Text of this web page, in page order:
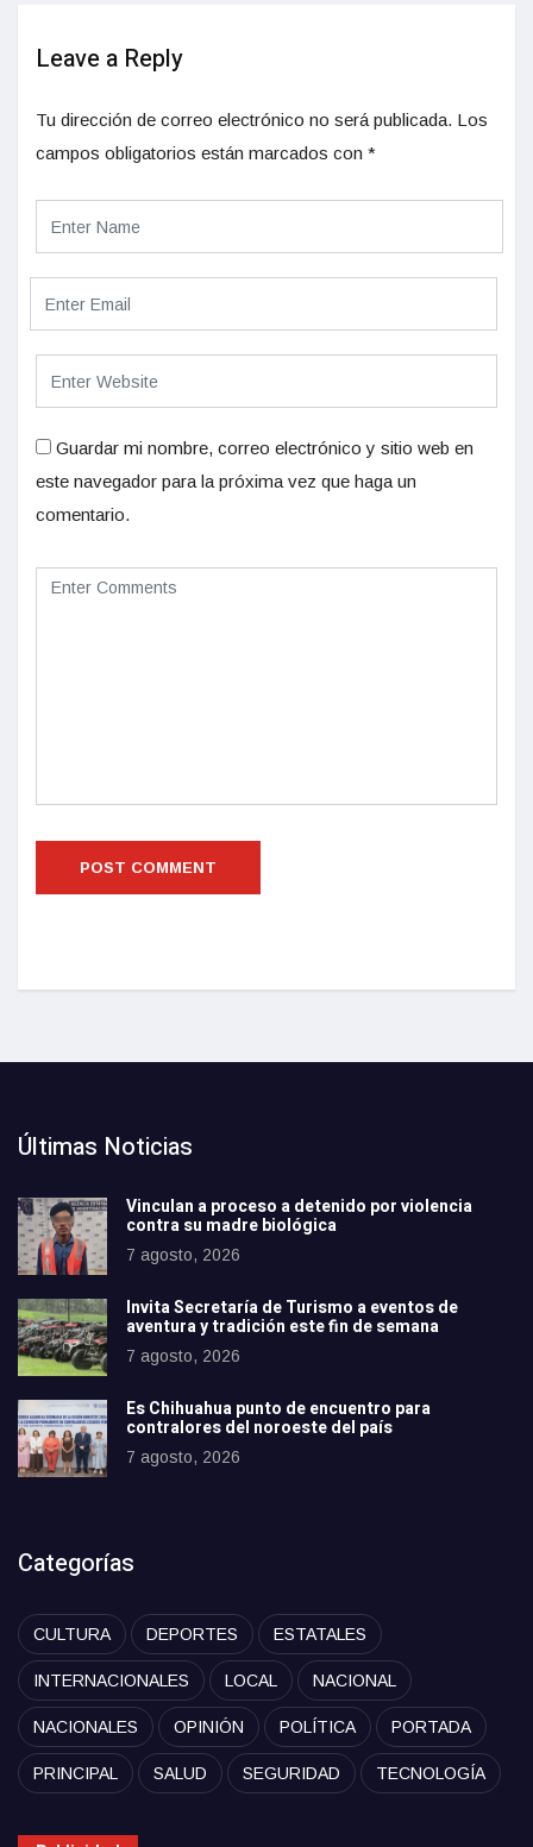
Leave a Reply
Tu dirección de correo electrónico no será publicada. Los
campos obligatorios están marcados con *
Guardar mi nombre, correo electrónico y sitio web en
este navegador para la próxima vez que haga un
comentario.
Últimas Noticias
Vinculan a proceso a detenido por violencia
contra su madre biológica
7 agosto, 2026
Invita Secretaría de Turismo a eventos de
aventura y tradición este fin de semana
7 agosto, 2026
Es Chihuahua punto de encuentro para
contralores del noroeste del país
7 agosto, 2026
Categorías
CULTURA DEPORTES ESTATALES
INTERNACIONALES LOCAL NACIONAL
NACIONALES OPINIÓN POLÍTICA PORTADA
PRINCIPAL SALUD SEGURIDAD TECNOLOGÍA